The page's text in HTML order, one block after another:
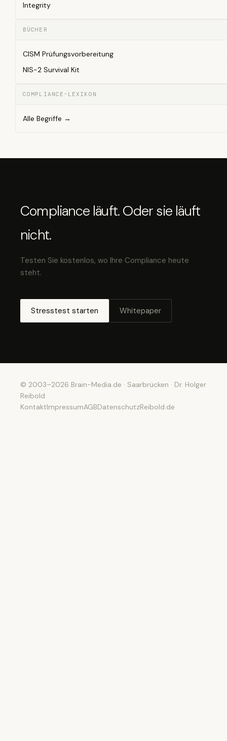
Integrity
BÜCHER
CISM Prüfungsvorbereitung
NIS-2 Survival Kit
COMPLIANCE-LEXIKON
Alle Begriffe →
Compliance läuft. Oder sie läuft
nicht.
Testen Sie kostenlos, wo Ihre Compliance heute
steht.
Stresstest starten Whitepaper
© 2003–2026 Brain-Media.de · Saarbrücken · Dr. Holger
Reibold
KontaktImpressumAGBDatenschutzReibold.de